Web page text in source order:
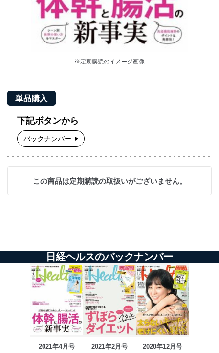
※定期購読のイメージ画像
単品購入
下記ボタンから
バックナンバー
この商品は定期購読の取扱いがございません。
日経ヘルスのバックナンバー
2021年4月号 2021年2月号 2020年12月号